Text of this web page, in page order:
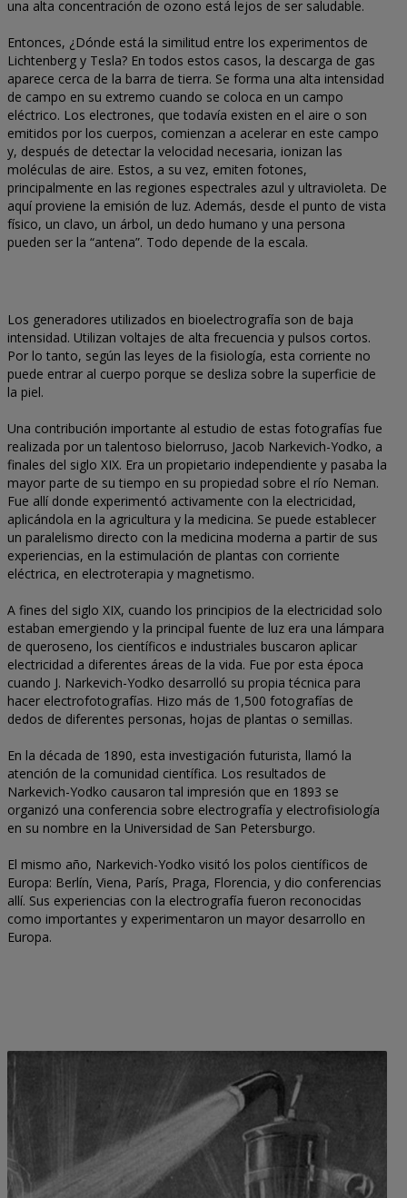
una alta concentración de ozono está lejos de ser saludable.
Entonces, ¿Dónde está la similitud entre los experimentos de
Lichtenberg y Tesla? En todos estos casos, la descarga de gas
aparece cerca de la barra de tierra. Se forma una alta intensidad
de campo en su extremo cuando se coloca en un campo
eléctrico. Los electrones, que todavía existen en el aire o son
emitidos por los cuerpos, comienzan a acelerar en este campo
y, después de detectar la velocidad necesaria, ionizan las
moléculas de aire. Estos, a su vez, emiten fotones,
principalmente en las regiones espectrales azul y ultravioleta. De
aquí proviene la emisión de luz. Además, desde el punto de vista
físico, un clavo, un árbol, un dedo humano y una persona
pueden ser la “antena”. Todo depende de la escala.
Los generadores utilizados en bioelectrografía son de baja
intensidad. Utilizan voltajes de alta frecuencia y pulsos cortos.
Por lo tanto, según las leyes de la fisiología, esta corriente no
puede entrar al cuerpo porque se desliza sobre la superficie de
la piel.
Una contribución importante al estudio de estas fotografías fue
realizada por un talentoso bielorruso, Jacob Narkevich-Yodko, a
finales del siglo XIX. Era un propietario independiente y pasaba la
mayor parte de su tiempo en su propiedad sobre el río Neman.
Fue allí donde experimentó activamente con la electricidad,
aplicándola en la agricultura y la medicina. Se puede establecer
un paralelismo directo con la medicina moderna a partir de sus
experiencias, en la estimulación de plantas con corriente
eléctrica, en electroterapia y magnetismo.
A fines del siglo XIX, cuando los principios de la electricidad solo
estaban emergiendo y la principal fuente de luz era una lámpara
de queroseno, los científicos e industriales buscaron aplicar
electricidad a diferentes áreas de la vida. Fue por esta época
cuando J. Narkevich-Yodko desarrolló su propia técnica para
hacer electrofotografías. Hizo más de 1,500 fotografías de
dedos de diferentes personas, hojas de plantas o semillas.
En la década de 1890, esta investigación futurista, llamó la
atención de la comunidad científica. Los resultados de
Narkevich-Yodko causaron tal impresión que en 1893 se
organizó una conferencia sobre electrografía y electrofisiología
en su nombre en la Universidad de San Petersburgo.
El mismo año, Narkevich-Yodko visitó los polos científicos de
Europa: Berlín, Viena, París, Praga, Florencia, y dio conferencias
allí. Sus experiencias con la electrografía fueron reconocidas
como importantes y experimentaron un mayor desarrollo en
Europa.